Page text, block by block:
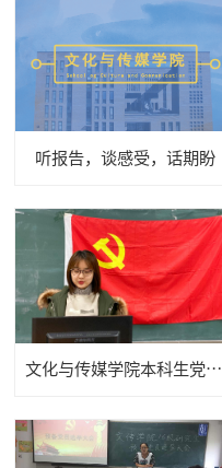
听报告，谈感受，话期盼
文化与传媒学院本科生党支部预备党员转正和接收大会圆满举行